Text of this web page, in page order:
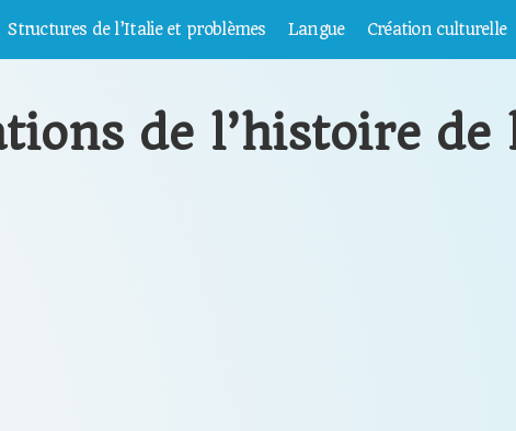
Structures de l’Italie et problèmes Langue Création culturelle
de l’histoire de